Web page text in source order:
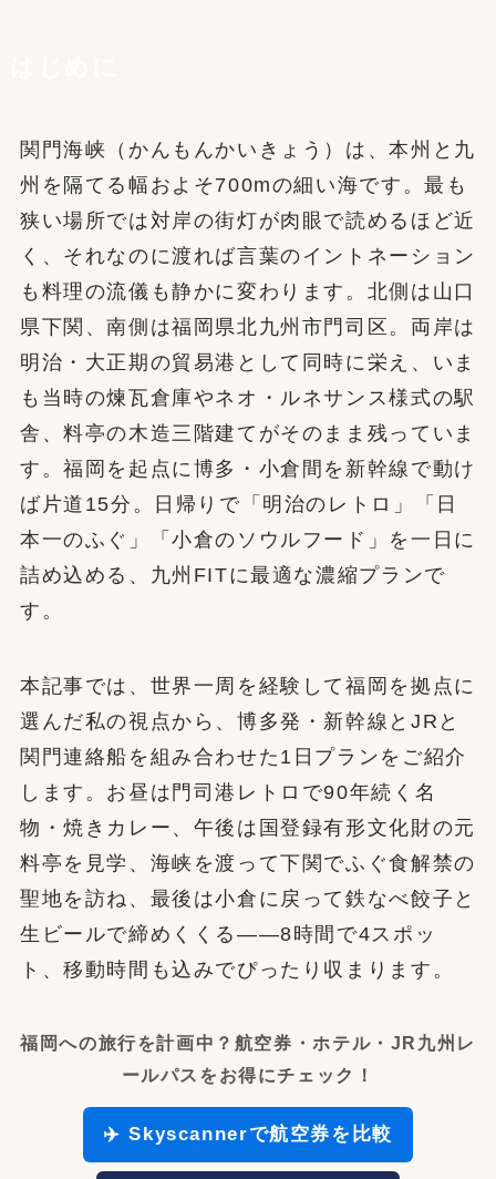
関門海峡（かんもんかいきょう）は、本州と九
州を隔てる幅およそ700mの細い海です。最も
狭い場所では対岸の街灯が肉眼で読めるほど近
く、それなのに渡れば言葉のイントネーション
も料理の流儀も静かに変わります。北側は山口
県下関、南側は福岡県北九州市門司区。両岸は
明治・大正期の貿易港として同時に栄え、いま
も当時の煉瓦倉庫やネオ・ルネサンス様式の駅
舎、料亭の木造三階建てがそのまま残っていま
す。福岡を起点に博多・小倉間を新幹線で動け
ば片道15分。日帰りで「明治のレトロ」「日
本一のふぐ」「小倉のソウルフード」を一日に
詰め込める、九州FITに最適な濃縮プランで
す。
本記事では、世界一周を経験して福岡を拠点に
選んだ私の視点から、博多発・新幹線とJRと
関門連絡船を組み合わせた1日プランをご紹介
します。お昼は門司港レトロで90年続く名
物・焼きカレー、午後は国登録有形文化財の元
料亭を見学、海峡を渡って下関でふぐ食解禁の
聖地を訪ね、最後は小倉に戻って鉄なべ餃子と
生ビールで締めくくる——8時間で4スポッ
ト、移動時間も込みでぴったり収まります。
福岡への旅行を計画中？航空券・ホテル・JR九州レ
ールパスをお得にチェック！
✈️ Skyscannerで航空券を比較